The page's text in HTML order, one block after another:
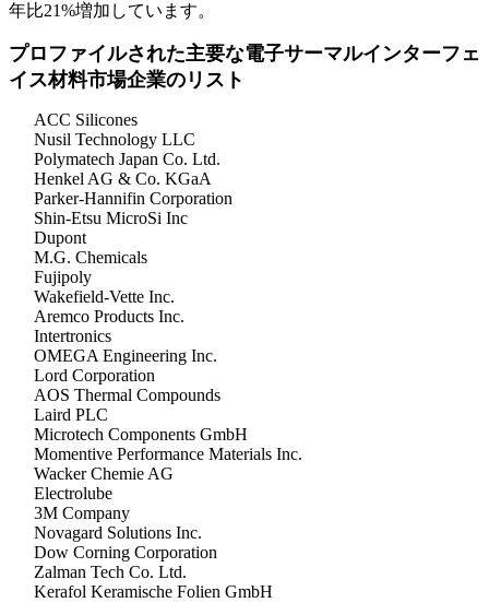
年比21%増加しています。
プロファイルされた主要な電子サーマルインターフェ
イス材料市場企業のリスト
ACC Silicones
Nusil Technology LLC
Polymatech Japan Co. Ltd.
Henkel AG & Co. KGaA
Parker-Hannifin Corporation
Shin-Etsu MicroSi Inc
Dupont
M.G. Chemicals
Fujipoly
Wakefield-Vette Inc.
Aremco Products Inc.
Intertronics
OMEGA Engineering Inc.
Lord Corporation
AOS Thermal Compounds
Laird PLC
Microtech Components GmbH
Momentive Performance Materials Inc.
Wacker Chemie AG
Electrolube
3M Company
Novagard Solutions Inc.
Dow Corning Corporation
Zalman Tech Co. Ltd.
Kerafol Keramische Folien GmbH